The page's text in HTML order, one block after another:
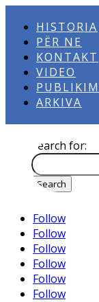
HISTORIA
PËR NE
KONTAKT
VIDEO
ARKIVA
Search for:
Follow
Follow
Follow
Follow
Follow
Follow